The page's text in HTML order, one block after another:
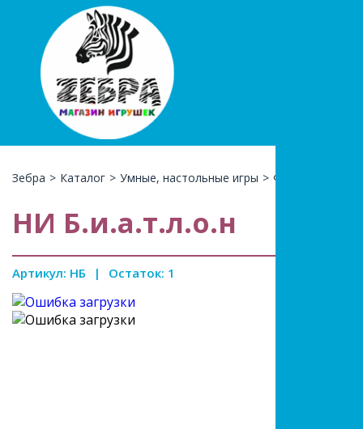
Зебра > Каталог > Умные, настольные игры > Футбол ,
НИ Б.и.а.т.л.о.н
Артикул: НБ | Остаток: 1